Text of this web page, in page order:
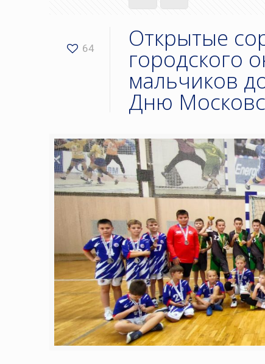
64 Открытые
городского
мальчиков
Дню